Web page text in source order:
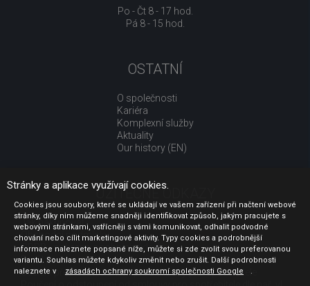
Po - Čt 8 - 17 hod.
Pá 8 - 15 hod.
OSTATNÍ
O společnosti
Kariéra
Komplexní služby
Aktuality
Our history (EN)
UŽITEČNÉ ODKAZY
Jak nakupovat
Obchodní podmínky
GDPR - ochrana osobních údajů
Profil zadavatele
Sdělení před uzavřením kupní smlouvy pro spotřebitele
Stránky a aplikace využívají cookies.
Cookies jsou soubory, které se ukládají ve vašem zařízení při načtení webové
stránky, díky nim můžeme snadněji identifikovat způsob, jakým pracujete s
webovými stránkami, vstřícněji s vámi komunikovat, odhalit podvodné
chování nebo cílit marketingové aktivity. Typy cookies a podrobnější
informace naleznete popsané níže, můžete si zde zvolit svou preferovanou
variantu. Souhlas můžete kdykoliv změnit nebo zrušit. Další podrobnosti
naleznete v
zásadách ochrany soukromí společnosti Google .